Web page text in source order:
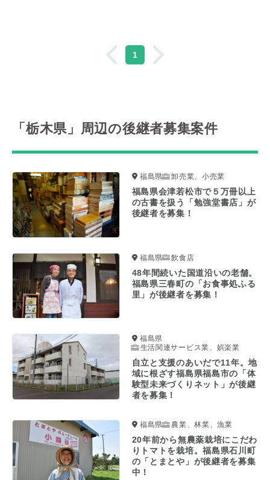
1
「栃木県」周辺の後継者募集案件
福島県 卸売業、小売業
福島県会津若松市で５万冊以上
の古書を扱う「勉強堂書店」が
後継者を募集！
福島県 飲食店
48年間続いた国道沿いの老舗。
福島県三春町の「お食事処ふる
里」が後継者を募集！
福島県
生活関連サービス業、娯楽業
自立と支援のあいだで11年。地
域に根ざす福島県福島市の「体
験型未来づくりネット」が後継
者を募集！
福島県 農業、林業、漁業
20年前から無農薬栽培にこだわ
りトマトを栽培。福島県石川町
の「とまとや」が後継者を募集
中！